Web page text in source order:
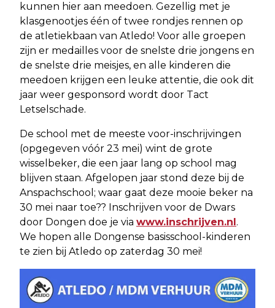
kunnen hier aan meedoen. Gezellig met je
klasgenootjes één of twee rondjes rennen op
de atletiekbaan van Atledo! Voor alle groepen
zijn er medailles voor de snelste drie jongens en
de snelste drie meisjes, en alle kinderen die
meedoen krijgen een leuke attentie, die ook dit
jaar weer gesponsord wordt door Tact
Letselschade.
De school met de meeste voor-inschrijvingen
(opgegeven vóór 23 mei) wint de grote
wisselbeker, die een jaar lang op school mag
blijven staan. Afgelopen jaar stond deze bij de
Anspachschool; waar gaat deze mooie beker na
30 mei naar toe?? Inschrijven voor de Dwars
door Dongen doe je via www.inschrijven.nl .
We hopen alle Dongense basisschool-kinderen
te zien bij Atledo op zaterdag 30 mei!